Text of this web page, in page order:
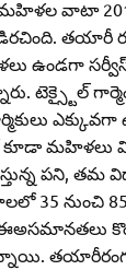
వాటా
తయారీ
ఉండగా
టెక్స్టైల్‌
ఎక్కువగా
మహిళలు
పని, తమ
35 నుంచి
కొంత
న్నాయి.